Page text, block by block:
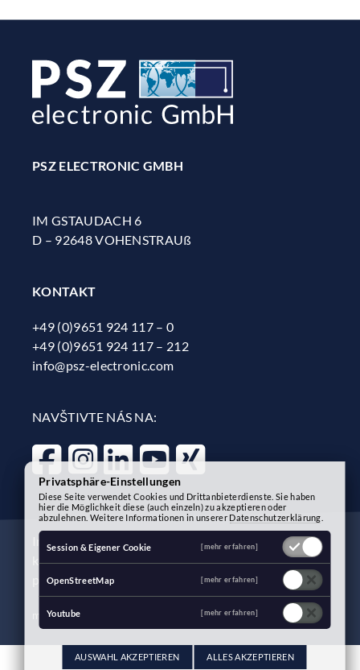
PSZ ELECTRONIC GMBH
IM GSTAUDACH 6
D – 92648 VOHENSTRAUß
KONTAKT
+49 (0)9651 924 117 – 0
+49 (0)9651 924 117 – 212
info@psz-electronic.com
NAVŠTIVTE NÁS NA:
Impressum Ochrana osobních údajů
Práce a
kariéra
Systém oznamování
Obchodní
podmínky
made with
Privatsphäre-Einstellungen
Diese Seite verwendet Cookies und Drittanbieterdienste. Sie haben
hier die Möglichkeit diese (auch einzeln) zu akzeptieren oder
abzulehnen. Weitere Informationen in unserer Datenschutzerklärung
Session & Eigener Cookie [mehr erfahren]
OpenStreetMap [mehr erfahren]
Youtube [mehr erfahren]
AUSWAHL AKZEPTIEREN ALLES AKZEPTIEREN